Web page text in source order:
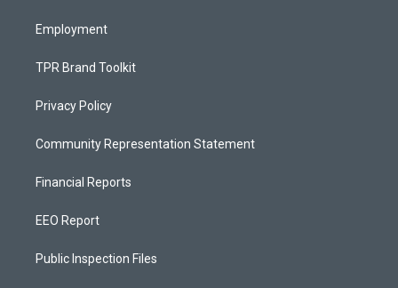
Employment
TPR Brand Toolkit
Privacy Policy
Community Representation Statement
Financial Reports
EEO Report
Public Inspection Files